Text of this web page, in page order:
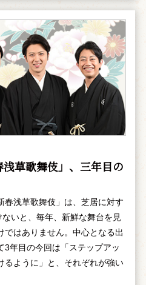
草歌舞伎」、三年目の
春浅草歌舞伎」は、芝居に対す
ないと、毎年、新鮮な舞台を見
ではありません。中心となる出
3年目の今回は「ステップアッ
るように」と、それぞれが強い